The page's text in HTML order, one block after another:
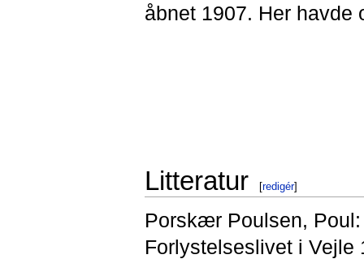
åbnet 1907. Her
Litteratur [redigér]
Porskær Poulsen,
Forlystelseslivet i Vejle